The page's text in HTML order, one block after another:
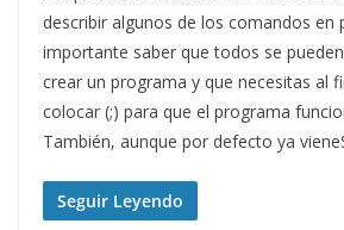
describir algunos de los comandos en
importante saber que todos se
crear un programa y que necesitas al
colocar (;) para que el programa
También, aunque por defecto ya
Seguir Leyendo